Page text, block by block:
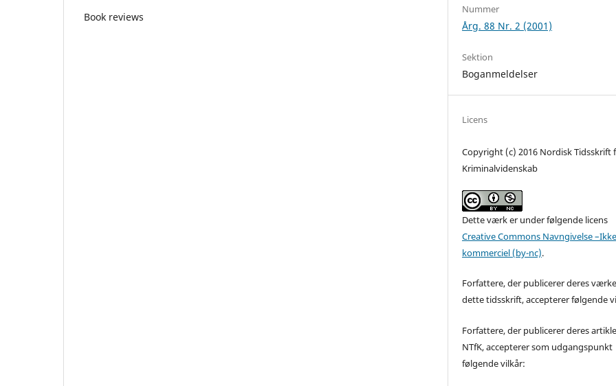
Book reviews
Nummer
Årg. 88 Nr. 2 (2001)
Sektion
Boganmeldelser
Licens
Copyright (c) 2016 Nordisk Tidsskrift
Kriminalvidenskab
Dette værk er under følgende licens
Creative Commons Navngivelse
kommerciel (by-nc).
Forfattere, der publicerer deres
dette tidsskrift, accepterer følgende
Forfattere, der publicerer deres
NTfK, accepterer som udgangspunkt
følgende vilkår: